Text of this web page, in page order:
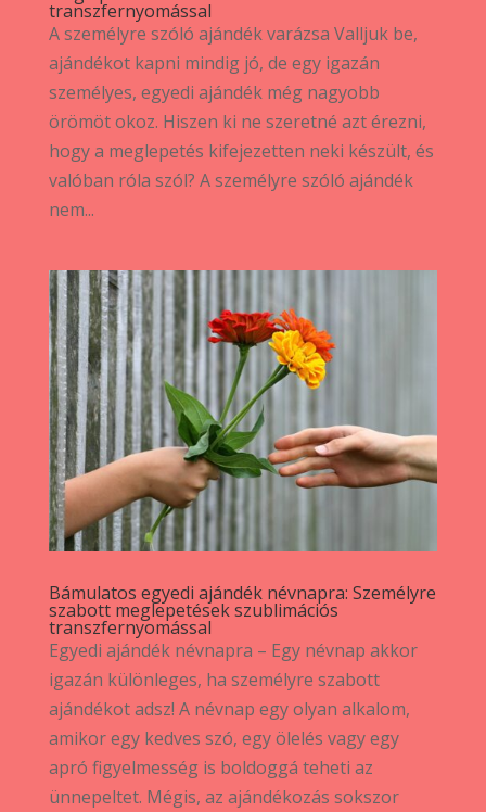
transzfernyomással
A személyre szóló ajándék varázsa Valljuk be,
ajándékot kapni mindig jó, de egy igazán
személyes, egyedi ajándék még nagyobb
örömöt okoz. Hiszen ki ne szeretné azt érezni,
hogy a meglepetés kifejezetten neki készült, és
valóban róla szól? A személyre szóló ajándék
nem...
Bámulatos egyedi ajándék névnapra: Személyre
szabott meglepetések szublimációs
transzfernyomással
Egyedi ajándék névnapra – Egy névnap akkor
igazán különleges, ha személyre szabott
ajándékot adsz! A névnap egy olyan alkalom,
amikor egy kedves szó, egy ölelés vagy egy
apró figyelmesség is boldoggá teheti az
ünnepeltet. Mégis, az ajándékozás sokszor